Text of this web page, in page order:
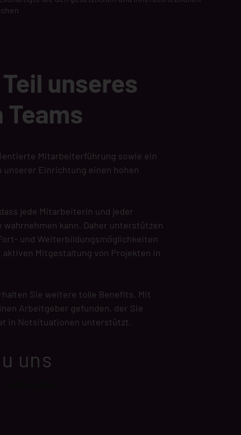
unseres
Mitarbeiterführung sowie ein
Einrichtung einen hohen
jede Mitarbeiterin und jeder
kann. Daher unterstützen
und Weiterbildungsmöglichkeiten
aktiven Mitgestaltung von Projekten in
Sie weitere tolle Benefits. Mit
Arbeitgeber gefunden, der Sie
in Notsituationen unterstützt.
uns